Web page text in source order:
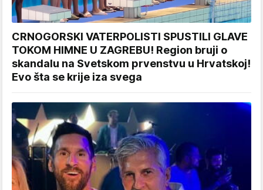
CRNOGORSKI VATERPOLISTI SPUSTILI GLAVE
TOKOM HIMNE U ZAGREBU! Region bruji o
skandalu na Svetskom prvenstvu u Hrvatskoj!
Evo šta se krije iza svega